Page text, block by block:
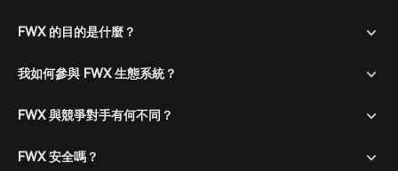
FWX 的目的是什麼？
我如何參與 FWX 生態系統？
FWX 與競爭對手有何不同？
FWX 安全嗎？